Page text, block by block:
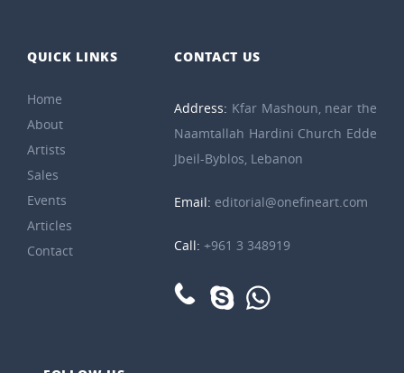
QUICK LINKS
Home
About
Artists
Sales
Events
Articles
Contact
CONTACT US
Address: Kfar Mashoun, near the
Naamtallah Hardini Church Edde
Jbeil-Byblos, Lebanon
Email: editorial@onefineart.com
Call:+961 3 348919